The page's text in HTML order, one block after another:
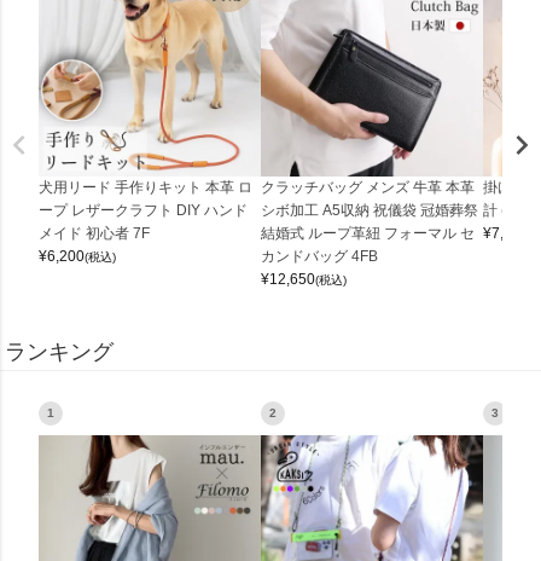
犬用リード 手作りキット 本革 ロ
ープ レザークラフト DIY ハンド
メイド 初心者 7F
¥6,200(税込)
クラッチバッグ メンズ 牛革 本革
シボ加工 A5収納 祝儀袋 冠婚葬祭
結婚式 ループ革紐 フォーマル セ
カンドバッグ 4FB
¥12,650(税込)
掛け時
計
¥7,150
ランキング
1 2 3